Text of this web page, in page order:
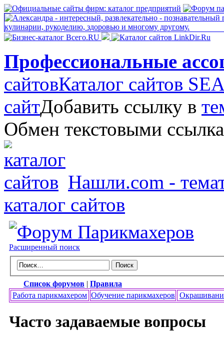
Профессиональные
сайтовКаталог сайтов
сайтДобавить ссылку в
Обмен текстовыми
Нашли.com -
каталог сайтов
Расширенный поиск
Список форумов | Правила
Работа парикмахером Обучение парикмахеров
Часто задаваемые вопросы